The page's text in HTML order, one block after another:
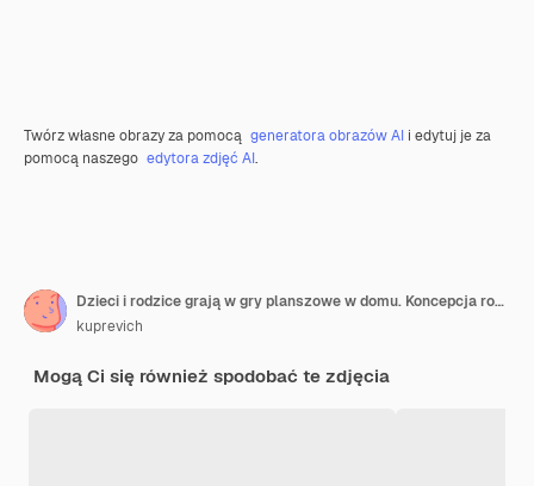
Twórz własne obrazy za pomocą generatora obrazów AI i edytuj je za
pomocą naszego edytora zdjęć AI.
Dzieci i rodzice grają w gry planszowe w domu. Koncepcja rodzinnego czasu wolnego razem
kuprevich
Mogą Ci się również spodobać te zdjęcia